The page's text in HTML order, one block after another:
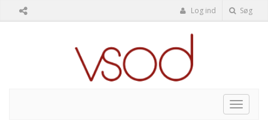
Log ind Søg
Toggle